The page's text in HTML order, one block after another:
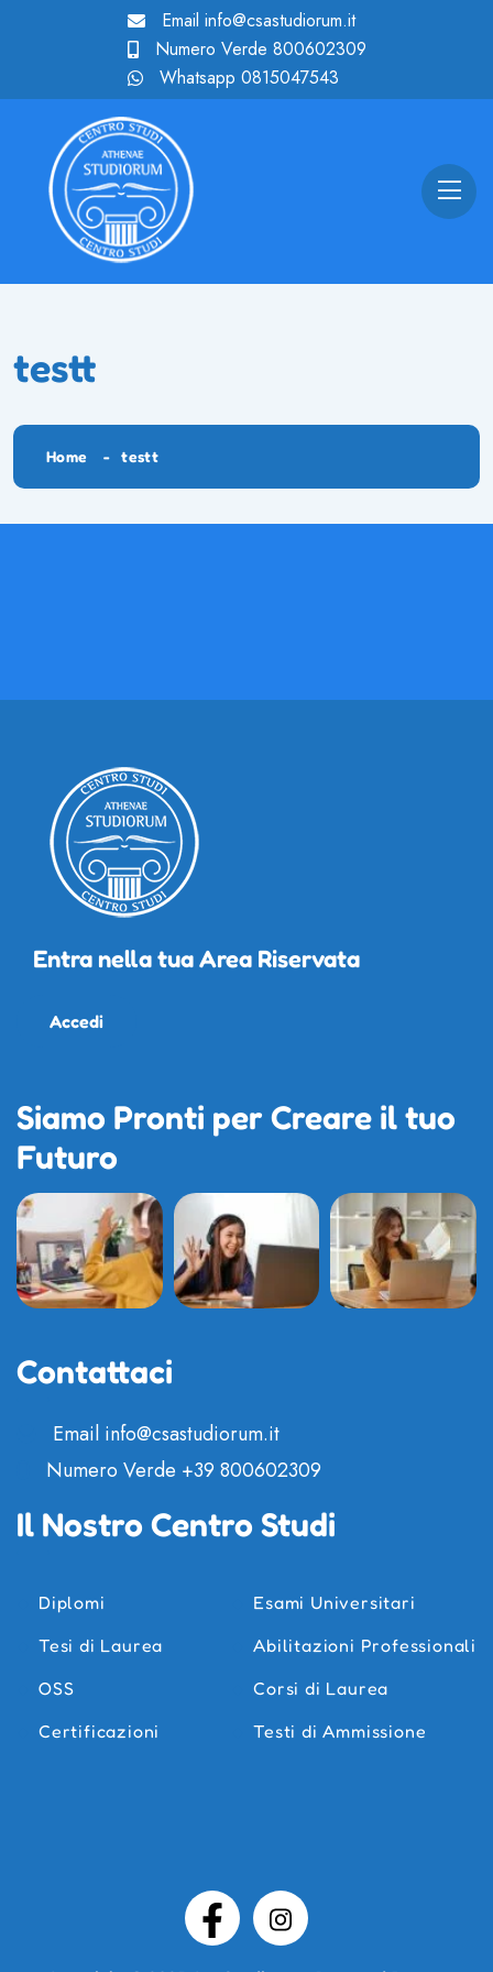
Email info@csastudiorum.it
Numero Verde 800602309
Whatsapp 0815047543
testt
Home testt
Entra nella tua Area Riservata
Accedi
Siamo Pronti per Creare il tuo
Futuro
Contattaci
Email info@csastudiorum.it
Numero Verde +39 800602309
Il Nostro Centro Studi
Diplomi
Esami Universitari
Tesi di Laurea
Abilitazioni Professionali
OSS
Corsi di Laurea
Certificazioni
Testi di Ammissione